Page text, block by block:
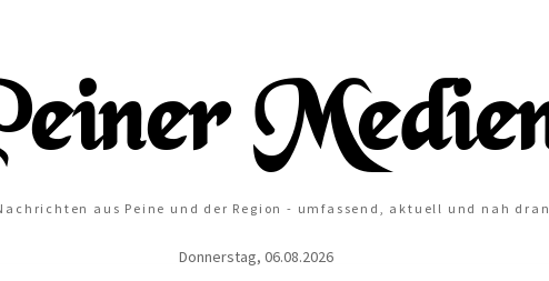
aus Peine und der Region - umfassend, aktuell und nah dran
Donnerstag, 06.08.2026